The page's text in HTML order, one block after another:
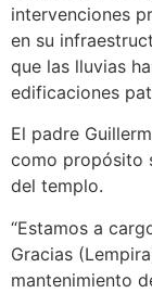
intervenciones
en su
que las lluvias
edificaciones
El padre
como propósito
del templo.
“Estamos a
Gracias
mantenimiento